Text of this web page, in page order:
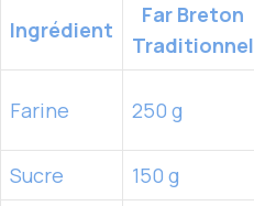
Ingrédient
Far Breton
Traditionnel
Farine 250 g
Sucre
150 g